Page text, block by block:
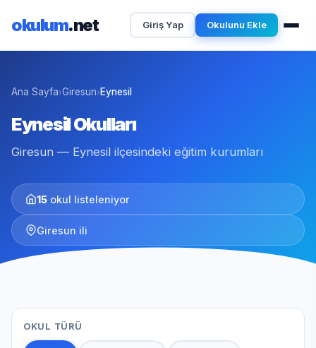
okulum.net Giriş Yap Okulunu Ekle
Ana Sayfa›Giresun› Eynesil
Eynesil Okulları
Giresun — Eynesil ilçesindeki eğitim kurumları
15 okul listeleniyor
Giresun ili
OKUL TÜRÜ